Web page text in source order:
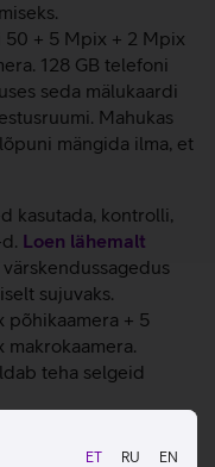
ET RU EN
50 + 5 Mpix + 2 Mpix
128 GB telefoni
seda mälukaardi
Mahukas
mängida ilma, et
kasutada, kontrolli,
Loen lähemalt
sujuvaks.
põhikaamera + 5
teha selgeid